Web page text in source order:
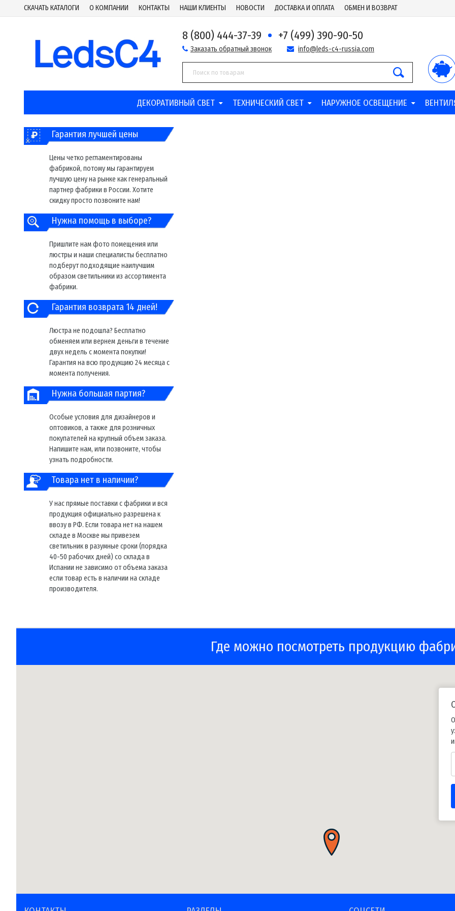
СКАЧАТЬ КАТАЛОГИ О КОМПАНИИ КОНТАКТЫ НАШИ КЛИЕНТЫ НОВОСТИ ДОСТАВКА И ОПЛАТА ОБМЕН И ВОЗВРАТ
8 (800) 444-37-39 +7 (499) 390-90-50
Заказать обратный звонок info@leds-c4-russia.com
ДЕКОРАТИВНЫЙ СВЕТ ТЕХНИЧЕСКИЙ СВЕТ НАРУЖНОЕ ОСВЕЩЕНИЕ
Гарантия лучшей цены
Цены четко регламентированы
фабрикой, потому мы гарантируем
лучшую цену на рынке как генеральный
партнер фабрики в России. Хотите
скидку просто позвоните нам!
Нужна помощь в выборе?
Пришлите нам фото помещения или
люстры и наши специалисты бесплатно
подберут подходящие наилучшим
образом светильники из ассортимента
фабрики.
Гарантия возврата 14 дней!
Люстра не подошла? Бесплатно
обменяем или вернем деньги в течение
двух недель с момента покупки!
Гарантия на всю продукцию 24 месяца с
момента получения.
Нужна большая партия?
Особые условия для дизайнеров и
оптовиков, а также для розничных
покупателей на крупный объем заказа.
Напишите нам, или позвоните, чтобы
узнать подробности.
Товара нет в наличии?
У нас прямые поставки с фабрики и вся
продукция официально разрешена к
ввозу в РФ. Если товара нет на нашем
складе в Москве мы привезем
светильник в разумные сроки (порядка
40-50 рабочих дней) со склада в
Испании не зависимо от объема заказа
если товар есть в наличии на складе
производителя.
Где можно посмотреть продукцию